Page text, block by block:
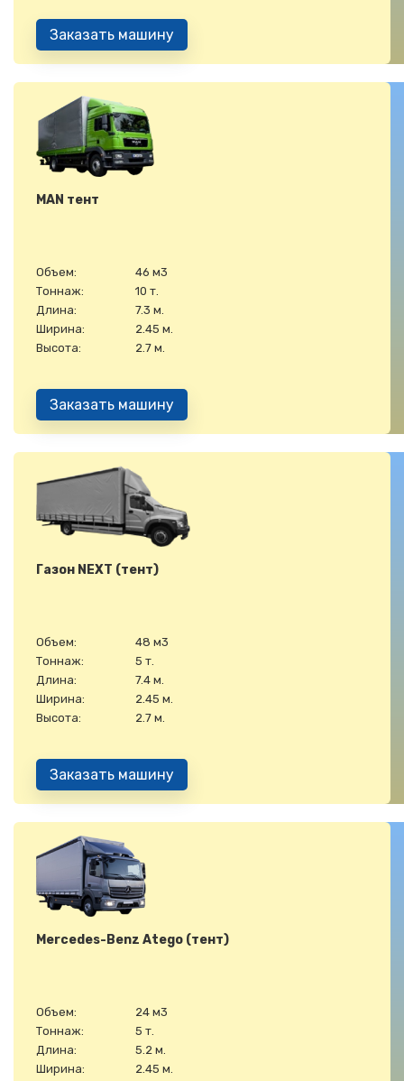
Заказать машину
MAN тент
Объем:
46 м3
Тоннаж:
10 т.
Длина:
7.3 м.
Ширина:
2.45 м.
Высота:
2.7 м.
Заказать машину
Газон NEXT (тент)
Объем:
48 м3
Тоннаж:
5 т.
Длина:
7.4 м.
Ширина:
2.45 м.
Высота:
2.7 м.
Заказать машину
Mercedes-Benz Atego (тент)
Объем:
24 м3
Тоннаж:
5 т.
Длина:
5.2 м.
Ширина:
2.45 м.